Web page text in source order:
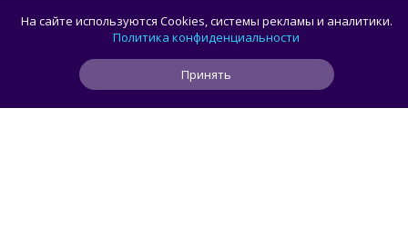
Новейшая космическая обсерватория
и шлифовка алмазами: главные
достижения российской науки
На сайте используются Cookies, системы рекламы и аналитики.
Политика конфиденциальности
Принять